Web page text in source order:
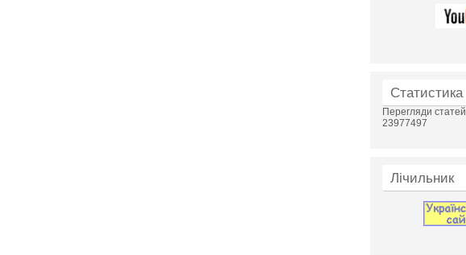
Статистика
Перегляди статей
23977497
Лічильник